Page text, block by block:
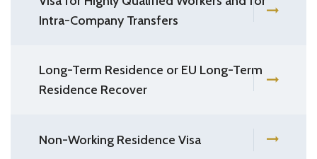
Intra-Company Transfers
Long-Term Residence or EU Long-Term
Residence Recover
Non-Working Residence Visa